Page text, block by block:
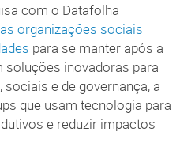
com o Datafolha
organizações sociais
para se manter após a
soluções inovadoras para
e de governança, a
que usam tecnologia para
e reduzir impactos